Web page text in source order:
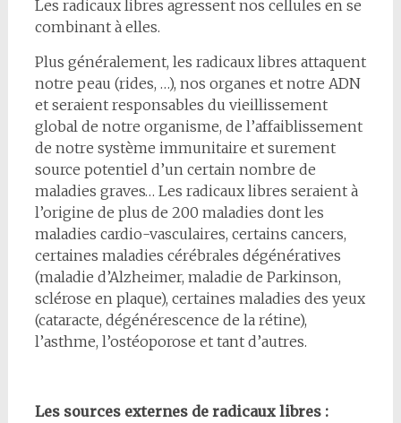
Les radicaux libres agressent nos cellules en se
combinant à elles.
Plus généralement, les radicaux libres attaquent
notre peau (rides, …), nos organes et notre ADN
et seraient responsables du vieillissement
global de notre organisme, de l’affaiblissement
de notre système immunitaire et surement
source potentiel d’un certain nombre de
maladies graves… Les radicaux libres seraient à
l’origine de plus de 200 maladies dont les
maladies cardio-vasculaires, certains cancers,
certaines maladies cérébrales dégénératives
(maladie d’Alzheimer, maladie de Parkinson,
sclérose en plaque), certaines maladies des yeux
(cataracte, dégénérescence de la rétine),
l’asthme, l’ostéoporose et tant d’autres.
Les sources externes de radicaux libres :